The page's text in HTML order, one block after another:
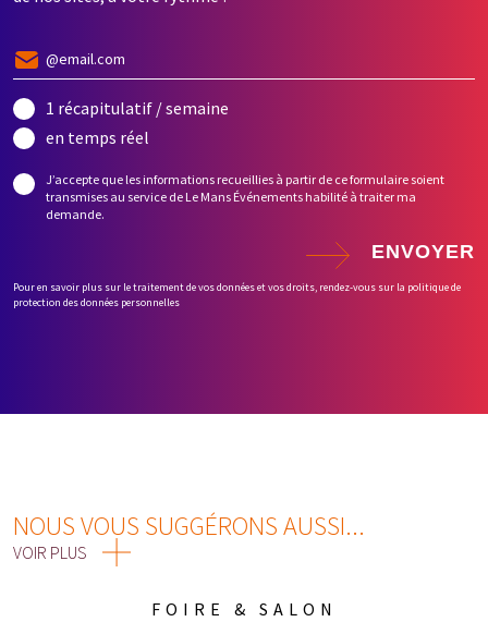
1 récapitulatif / semaine
en temps réel
J’accepte que les informations recueillies à partir de ce formulaire soient
transmises au service de Le Mans Événements habilité à traiter ma
demande.
ENVOYER
Pour en savoir plus sur le traitement de vos données et vos droits, rendez-vous sur la politique de
protection des données personnelles
NOUS VOUS SUGGÉRONS AUSSI...
VOIR PLUS
FOIRE & SALON